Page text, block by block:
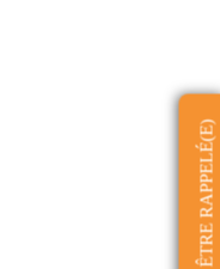
ÊTRE RAPPELÉ(E)